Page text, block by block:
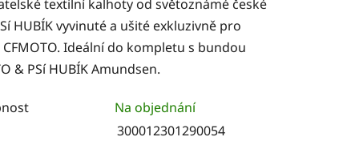
textilní kalhoty od světoznámé české
HUBÍK vyvinuté a ušité exkluzivně pro
Ideální do kompletu s bundou
& PSí HUBÍK Amundsen.
Na objednání
300012301290054